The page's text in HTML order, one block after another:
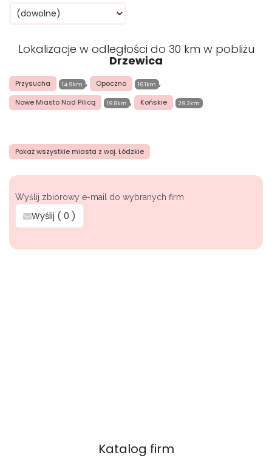
Lokalizacje w odległości do 30 km w pobliżu
Drzewica
Przysucha 14.9km , Opoczno 16.1km ,
Nowe Miasto Nad Pilicą 19.8km , Końskie 29.2km
Pokaż wszystkie miasta z woj. Łódzkie
Wyślij zbiorowy e-mail do wybranych firm
Wyślij ( 0 )
Katalog firm